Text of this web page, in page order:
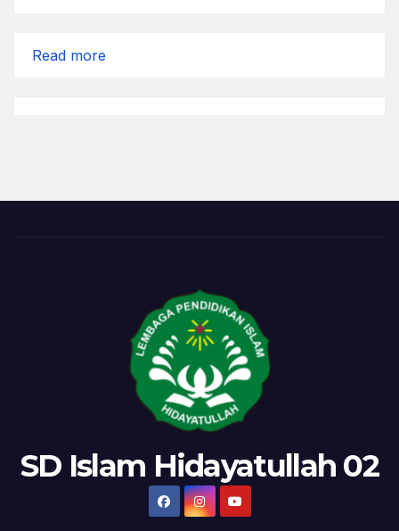
Read more
SD Islam Hidayatullah 02